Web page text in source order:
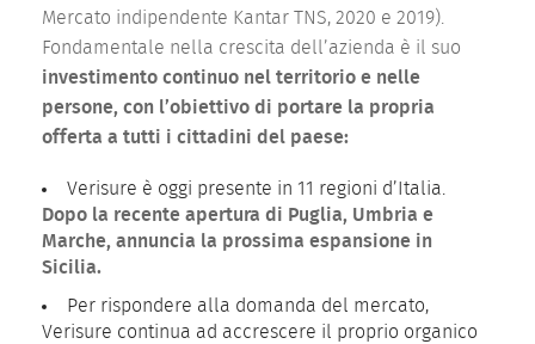
Mercato indipendente Kantar TNS, 2020 e 2019).
Fondamentale nella crescita dell’azienda è il suo
investimento continuo nel territorio e nelle
persone, con l’obiettivo di portare la propria
offerta a tutti i cittadini del paese:
Verisure è oggi presente in 11 regioni d’Italia.
Dopo la recente apertura di Puglia, Umbria e
Marche, annuncia la prossima espansione in
Sicilia.
Per rispondere alla domanda del mercato,
Verisure continua ad accrescere il proprio organico